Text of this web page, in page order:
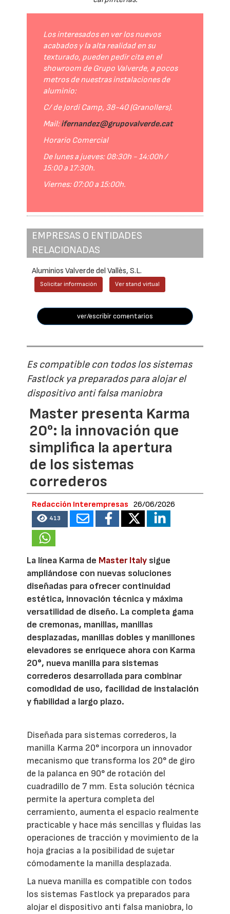
Los interesados en ver los nuevos
acabados y la alta realidad en su
texturado, pueden pedir cita en el
showroom de Grupo Valverde, a pocos
metros de nuestras instalaciones de
aluminio:
C/ de Jordi Camp, 38-40 (Granollers).
Mail:ifernandez@grupovalverde.cat
Horario Comercial
De lunes a jueves: 08:30h - 14:00h /
15:00 a 17:30h.
Viernes: 07:00 a 15:00h.
EMPRESAS O ENTIDADES
RELACIONADAS
Aluminios Valverde del Vallès, S.L.
Solicitar información Ver stand virtual
ver/escribir comentarios
Es compatible con todos los sistemas
Fastlock ya preparados para alojar el
dispositivo anti falsa maniobra
Master presenta Karma
20°: la innovación que
simplifica la apertura
de los sistemas
correderos
Redacción Interempresas 26/06/2026
413
La línea Karma de Master Italy sigue
ampliándose con nuevas soluciones
diseñadas para ofrecer continuidad
estética, innovación técnica y máxima
versatilidad de diseño. La completa gama
de cremonas, manillas, manillas
desplazadas, manillas dobles y manillones
elevadores se enriquece ahora con Karma
20°, nueva manilla para sistemas
correderos desarrollada para combinar
comodidad de uso, facilidad de instalación
y fiabilidad a largo plazo.
Diseñada para sistemas correderos, la
manilla Karma 20° incorpora un innovador
mecanismo que transforma los 20° de giro
de la palanca en 90° de rotación del
cuadradillo de 7 mm. Esta solución técnica
permite la apertura completa del
cerramiento, aumenta el espacio realmente
practicable y hace más sencillas y fluidas las
operaciones de tracción y movimiento de la
hoja gracias a la posibilidad de sujetar
cómodamente la manilla desplazada.
La nueva manilla es compatible con todos
los sistemas Fastlock ya preparados para
alojar el dispositivo anti falsa maniobra, lo